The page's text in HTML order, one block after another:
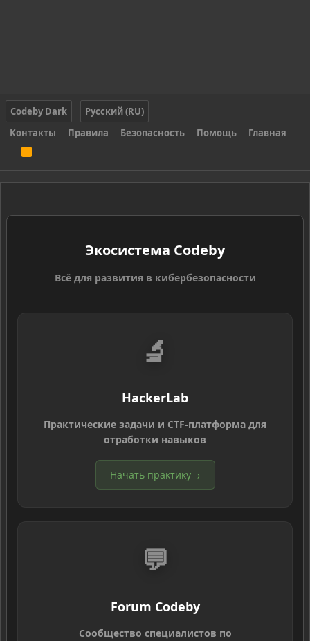
Codeby Dark
Русский (RU)
Контакты
Правила Безопасность Помощь Главная
S
Экосистема Codeby
Всё для развития в кибербезопасности
🔬
HackerLab
Практические задачи и CTF-платформа для
отработки навыков
Начать практику→
💬
Forum Codeby
Сообщество специалистов по